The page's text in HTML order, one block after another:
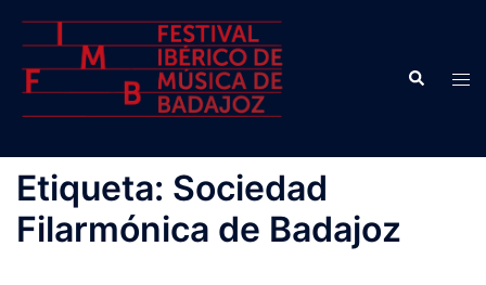
contenido
Buscar
Etiqueta: Sociedad
Filarmónica de Badajoz